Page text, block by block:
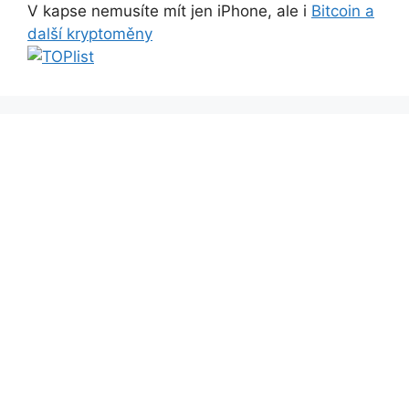
V kapse nemusíte mít jen iPhone, ale i Bitcoin a
další kryptoměny